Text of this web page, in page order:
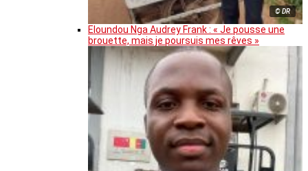
© DR
Eloundou Nga Audrey Frank : « Je pousse une
brouette, mais je poursuis mes rêves »